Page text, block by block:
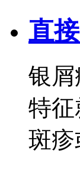
直
银
特
斑